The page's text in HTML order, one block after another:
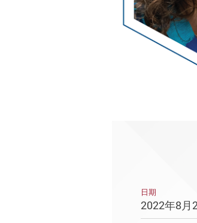
日期
2022年8月